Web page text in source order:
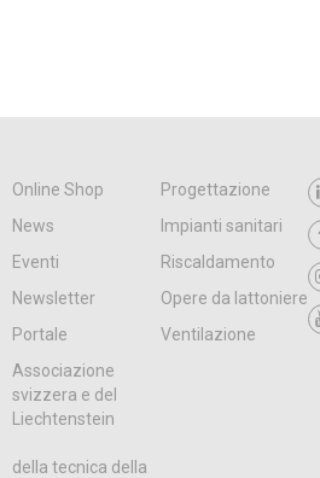
Online Shop
Progettazione
News
Impianti sanitari
Eventi
Riscaldamento
Newsletter
Opere da lattoniere
Portale
Ventilazione
Associazione
svizzera e del
Liechtenstein
della tecnica della